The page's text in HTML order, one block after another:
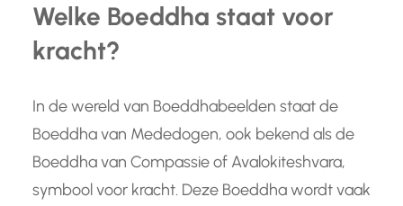
Welke Boeddha staat voor
kracht?
In de wereld van Boeddhabeelden staat de
Boeddha van Mededogen, ook bekend als de
Boeddha van Compassie of Avalokiteshvara,
symbool voor kracht. Deze Boeddha wordt vaak